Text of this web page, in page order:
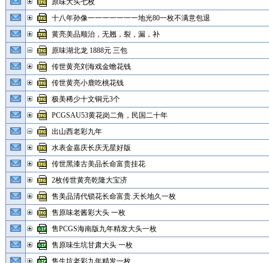
原味大头七枚
十八年孙像一一一一一一一地光80一枚不满意包退
黄亮美品顺治，无翘，裂，漏，补
原味湖北龙 1888元 三包
传世黄亮刘海戏金蟾花钱
传世黄亮小鹿吃桃花钱
极美稀少十文铜元3个
PCGSAU53黄花岗二角，民国二十年
出山西老彩九年
水表金嘉庆长庆无星好版
传世黑漆古美品长命富贵挂花
2枚传世黄亮乾隆大宝济
售美品清代锁花长命富贵.天长地久一枚
售原味老酱彩大头 一枚
售PCGS海南版九年精发大头一枚
售原味生坑甘肃大头 一枚
售生坑老彩九年精发一枚